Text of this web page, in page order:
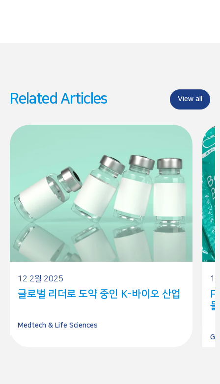
Related Articles View all
12 2월 2025
글로벌 리더로 도약 중인 K-바이오 산업
Medtech & Life Sciences